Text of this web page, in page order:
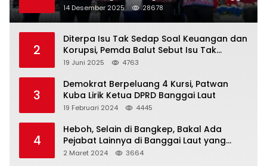
Satu Data Layanan Publik
14 Desember 2025 28678
2
Diterpa Isu Tak Sedap Soal Keuangan dan
Korupsi, Pemda Balut Sebut Isu Tak
Berdasar
19 Juni 2025 4763
3
Demokrat Berpeluang 4 Kursi, Patwan
Kuba Lirik Ketua DPRD Banggai Laut
19 Februari 2024 4445
4
Heboh, Selain di Bangkep, Bakal Ada
Pejabat Lainnya di Banggai Laut yang
Bakal di Ciduk, Bagini Kata Kapolres!
2 Maret 2024 3664